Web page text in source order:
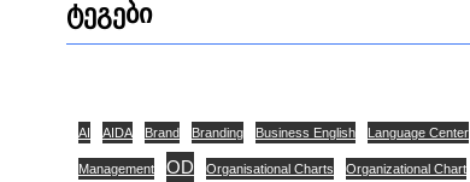
ტეგები
AI AIDA Brand Branding Business English Language Center
Management OD Organisational Charts Organizational Chart